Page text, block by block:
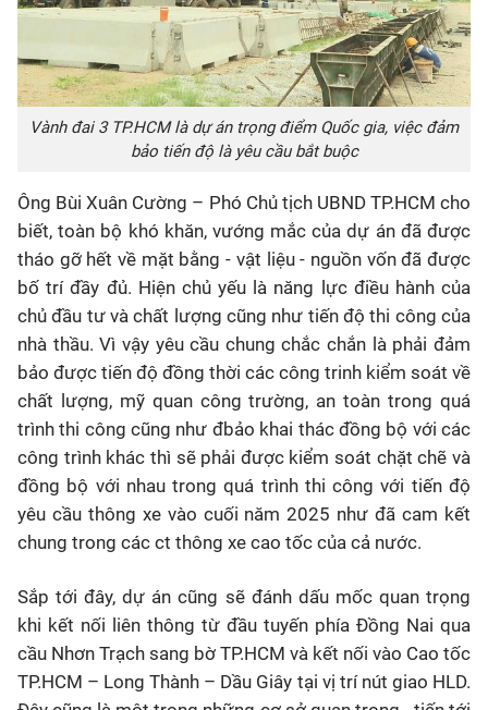
Vành đai 3 TP.HCM là dự án trọng điểm Quốc gia, việc đảm
bảo tiến độ là yêu cầu bắt buộc
Ông Bùi Xuân Cường – Phó Chủ tịch UBND TP.HCM cho
biết, toàn bộ khó khăn, vướng mắc của dự án đã được
tháo gỡ hết về mặt bằng - vật liệu - nguồn vốn đã được
bố trí đầy đủ. Hiện chủ yếu là năng lực điều hành của
chủ đầu tư và chất lượng cũng như tiến độ thi công của
nhà thầu. Vì vậy yêu cầu chung chắc chắn là phải đảm
bảo được tiến độ đồng thời các công trinh kiểm soát về
chất lượng, mỹ quan công trường, an toàn trong quá
trình thi công cũng như đbảo khai thác đồng bộ với các
công trình khác thì sẽ phải được kiểm soát chặt chẽ và
đồng bộ với nhau trong quá trình thi công với tiến độ
yêu cầu thông xe vào cuối năm 2025 như đã cam kết
chung trong các ct thông xe cao tốc của cả nước.
Sắp tới đây, dự án cũng sẽ đánh dấu mốc quan trọng
khi kết nối liên thông từ đầu tuyến phía Đồng Nai qua
cầu Nhơn Trạch sang bờ TP.HCM và kết nối vào Cao tốc
TP.HCM – Long Thành – Dầu Giây tại vị trí nút giao HLD.